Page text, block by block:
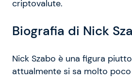
criptovalute.
Biografia di Nick
Nick Szabo è una figura
attualmente si sa molto poco